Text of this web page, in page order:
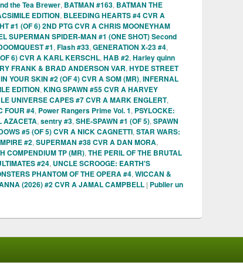
the Tea Brewer, BATMAN #163, BATMAN THE
EDITION, BLEEDING HEARTS #4 CVR A
#1 (OF 6) 2ND PTG CVR A CHRIS MOONEYHAM
SUPERMAN SPIDER-MAN #1 (ONE SHOT) Second
#1, Flash #33, GENERATION X-23 #4,
6) CVR A KARL KERSCHL, HAB #2, Harley quinn
FRANK & BRAD ANDERSON VAR, HYDE STREET
IN YOUR SKIN #2 (OF 4) CVR A SOM (MR), INFERNAL
EDITION, KING SPAWN #55 CVR A HARVEY
UNIVERSE CAPES #7 CVR A MARK ENGLERT,
FOUR #4, Power Rangers Prime Vol. 1, PSYLOCKE:
AZACETA, sentry #3, SHE-SPAWN #1 (OF 5), SPAWN
#5 (OF 5) CVR A NICK CAGNETTI, STAR WARS:
#2, SUPERMAN #38 CVR A DAN MORA,
COMPENDIUM TP (MR), THE PERIL OF THE BRUTAL
#24, UNCLE SCROOGE: EARTH'S
PHANTOM OF THE OPERA #4, WICCAN &
(2026) #2 CVR A JAMAL CAMPBELL | Publier un